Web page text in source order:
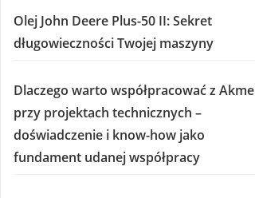
Olej John Deere Plus-50 II: Sekret
długowieczności Twojej maszyny
Dlaczego warto współpracować z
przy projektach technicznych –
doświadczenie i know-how jako
fundament udanej współpracy